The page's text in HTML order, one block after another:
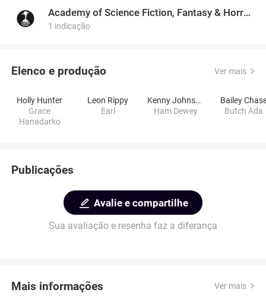
Academy of Science Fiction, Fantasy & Horror Films, USA
1 indicação
Elenco e produção Ver mais
Holly Hunter
Grace
Hanadarko
Leon Rippy
Earl
Kenny Johnson
Ham Dewey
Bailey
Butch Ada
Publicações
Avalie e compartilhe
Sua avaliação e resenha faz a diferança
Mais informações Ver mais